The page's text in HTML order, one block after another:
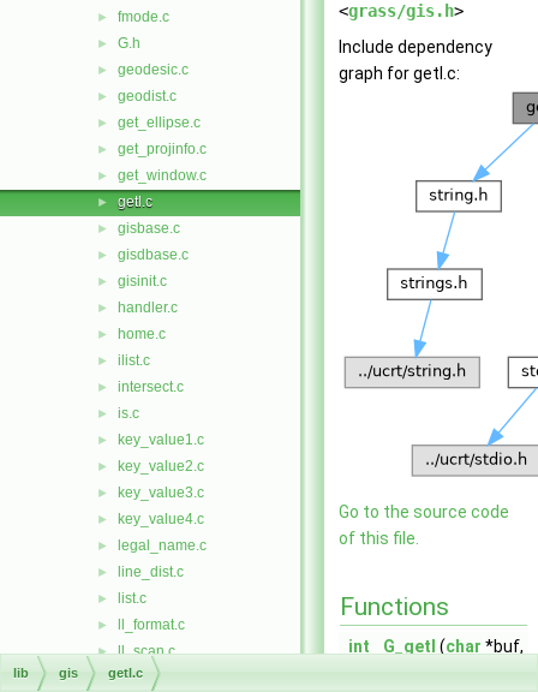
► fmode.c
► G.h
► geodesic.c
► geodist.c
► get_ellipse.c
► get_projinfo.c
► get_window.c
► getl.c
► gisbase.c
► gisdbase.c
► gisinit.c
► handler.c
► home.c
► ilist.c
► intersect.c
► is.c
► key_value1.c
► key_value2.c
► key_value3.c
► key_value4.c
► legal_name.c
► line_dist.c
► list.c
► ll_format.c
► ll_scan.c
► locale.c
<grass/gis.h>
Include dependency
graph for getl.c:
Go to the source code
of this file.
Functions
int G_getl (char *buf,
lib gis getl.c